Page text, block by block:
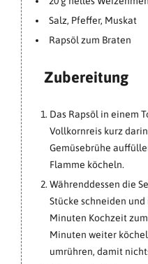
Salz, Pfeffer, Muskat
Rapsöl zum Braten
Zubereitung
Das Rapsöl in einem
Vollkornreis kurz
Gemüsebrühe
Flamme köcheln.
Währenddessen die
Stücke schneiden
Minuten Kochzeit
Minuten weiter
umrühren, damit